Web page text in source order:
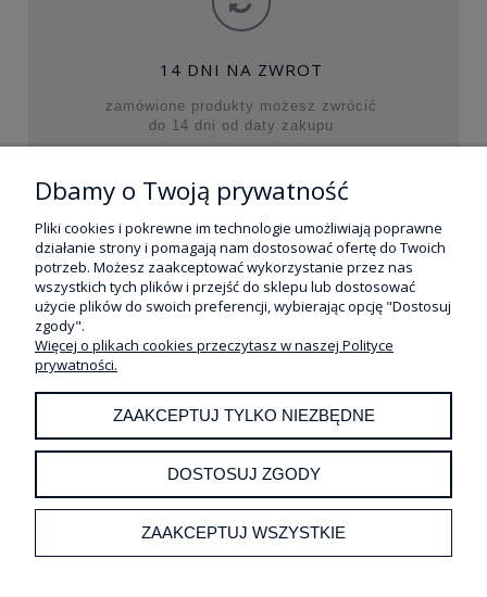
14 DNI NA ZWROT
zamówione produkty możesz zwrócić
do 14 dni od daty zakupu
MOJE KONTO
REALIZACJA ZAKUPÓW
O NAS
Dbamy o Twoją prywatność
Pliki cookies i pokrewne im technologie umożliwiają poprawne
działanie strony i pomagają nam dostosować ofertę do Twoich
potrzeb. Możesz zaakceptować wykorzystanie przez nas
wszystkich tych plików i przejść do sklepu lub dostosować
użycie plików do swoich preferencji, wybierając opcję "Dostosuj
zgody".
Więcej o plikach cookies przeczytasz w naszej Polityce
prywatności.
ZAAKCEPTUJ TYLKO NIEZBĘDNE
DOSTOSUJ ZGODY
ZAAKCEPTUJ WSZYSTKIE